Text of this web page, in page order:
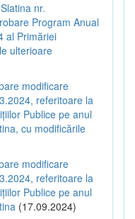
nr.
Program Anual
al Primăriei
ulterioare
modificare
referitoare la
Publice pe anul
cu modificările
modificare
referitoare la
Publice pe anul
(17.09.2024)